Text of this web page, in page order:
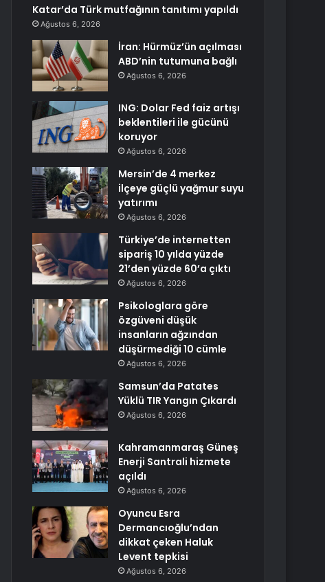
Katar’da Türk mutfağının tanıtımı yapıldı
Ağustos 6, 2026
İran: Hürmüz’ün açılması
ABD’nin tutumuna bağlı
Ağustos 6, 2026
ING: Dolar Fed faiz artışı
beklentileri ile gücünü
koruyor
Ağustos 6, 2026
Mersin’de 4 merkez
ilçeye güçlü yağmur suyu
yatırımı
Ağustos 6, 2026
Türkiye’de internetten
sipariş 10 yılda yüzde
21’den yüzde 60’a çıktı
Ağustos 6, 2026
Psikologlara göre
özgüveni düşük
insanların ağzından
düşürmediği 10 cümle
Ağustos 6, 2026
Samsun’da Patates
Yüklü TIR Yangın Çıkardı
Ağustos 6, 2026
Kahramanmaraş Güneş
Enerji Santrali hizmete
açıldı
Ağustos 6, 2026
Oyuncu Esra
Dermancıoğlu’ndan
dikkat çeken Haluk
Levent tepkisi
Ağustos 6, 2026